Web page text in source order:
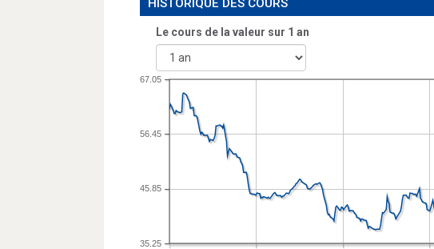
HISTORIQUE DES COURS
Le cours de la valeur sur 1 an
35.25
45.85
56.45
67.05